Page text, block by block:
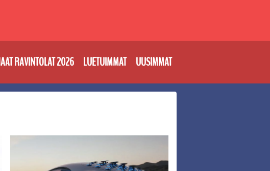
RAVINTOLAT 2026 LUETUIMMAT UUSIMMAT